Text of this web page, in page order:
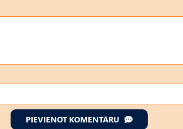
PIEVIENOT KOMENTĀRU